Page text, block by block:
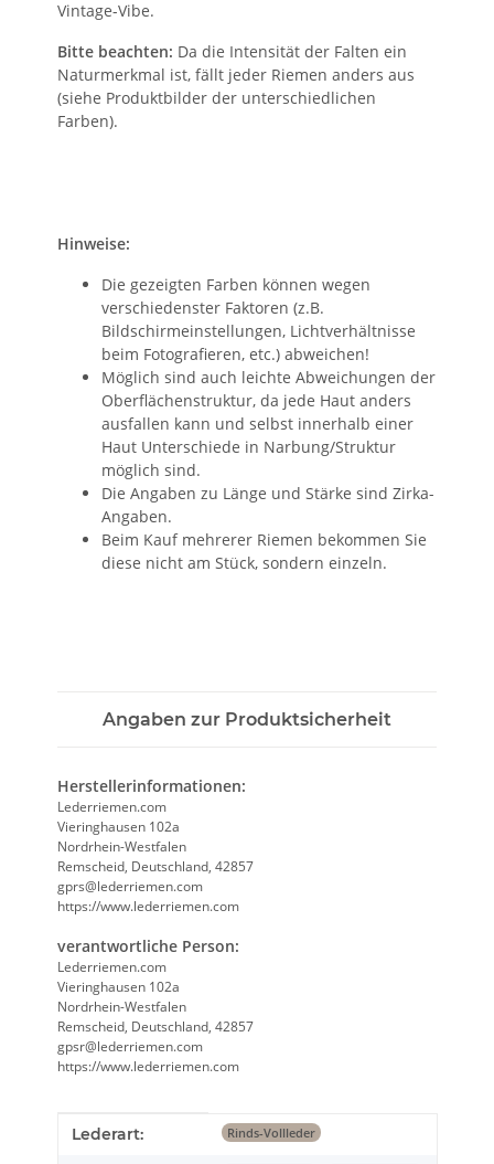
Vintage-Vibe.
Bitte beachten: Da die Intensität der Falten ein
Naturmerkmal ist, fällt jeder Riemen anders aus
(siehe Produktbilder der unterschiedlichen
Farben).
Hinweise:
Die gezeigten Farben können wegen
verschiedenster Faktoren (z.B.
Bildschirmeinstellungen, Lichtverhältnisse
beim Fotografieren, etc.) abweichen!
Möglich sind auch leichte Abweichungen der
Oberflächenstruktur, da jede Haut anders
ausfallen kann und selbst innerhalb einer
Haut Unterschiede in Narbung/Struktur
möglich sind.
Die Angaben zu Länge und Stärke sind Zirka-
Angaben.
Beim Kauf mehrerer Riemen bekommen Sie
diese nicht am Stück, sondern einzeln.
Angaben zur Produktsicherheit
Herstellerinformationen:
Lederriemen.com
Vieringhausen 102a
Nordrhein-Westfalen
Remscheid, Deutschland, 42857
gprs@lederriemen.com
https://www.lederriemen.com
verantwortliche Person:
Lederriemen.com
Vieringhausen 102a
Nordrhein-Westfalen
Remscheid, Deutschland, 42857
gpsr@lederriemen.com
https://www.lederriemen.com
Produkteigenschaft
Wert
Lederart: Rinds-Vollleder